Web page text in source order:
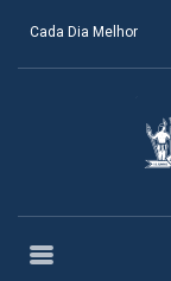
Cada Dia Melhor